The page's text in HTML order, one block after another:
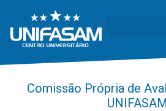
Comissão Própria de
UNIFASAM